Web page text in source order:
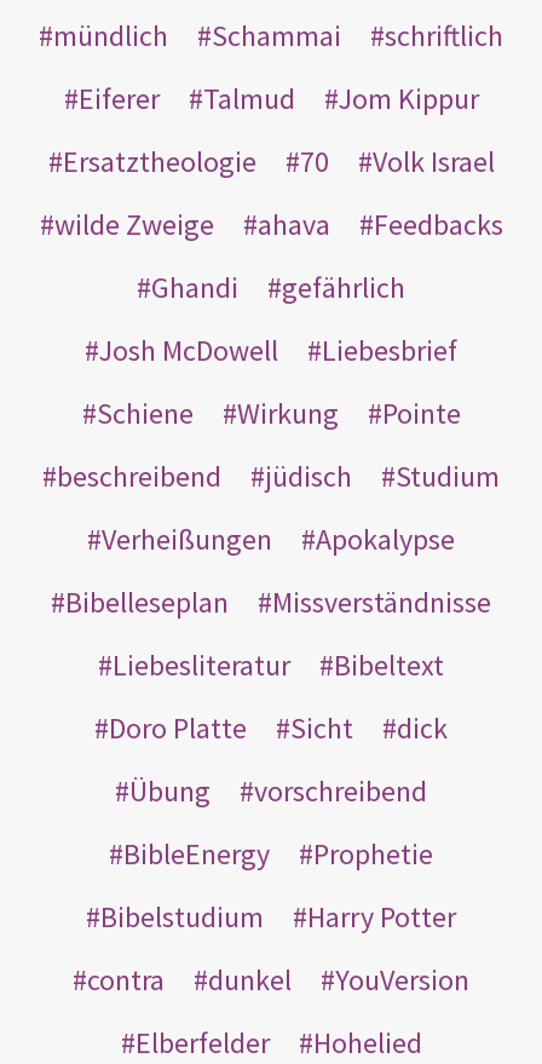
mündlich Schammai
schriftlich
Eiferer
Talmud
Jom Kippur
Ersatztheologie
70
Volk Israel
wilde Zweige
ahava
Feedbacks
Ghandi
gefährlich
Josh McDowell
Liebesbrief
Schiene
Wirkung
Pointe
beschreibend
jüdisch
Studium
Verheißungen
Apokalypse
Bibelleseplan
Missverständnisse
Liebesliteratur
Bibeltext
Doro Platte
Sicht
dick
Übung
vorschreibend
BibleEnergy
Prophetie
Bibelstudium
Harry Potter
contra
dunkel
YouVersion
Elberfelder
Hohelied